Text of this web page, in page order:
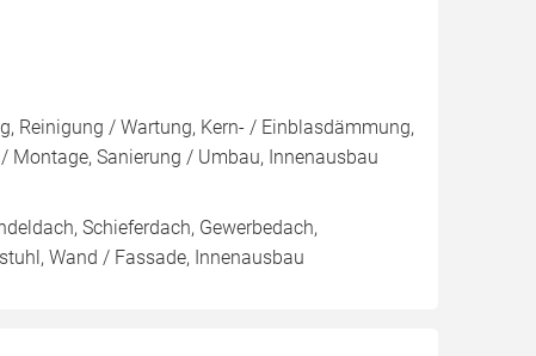
Reinigung / Wartung, Kern- / Einblasdämmung,
Sanierung / Umbau, Innenausbau
Schieferdach, Gewerbedach,
Wand / Fassade, Innenausbau